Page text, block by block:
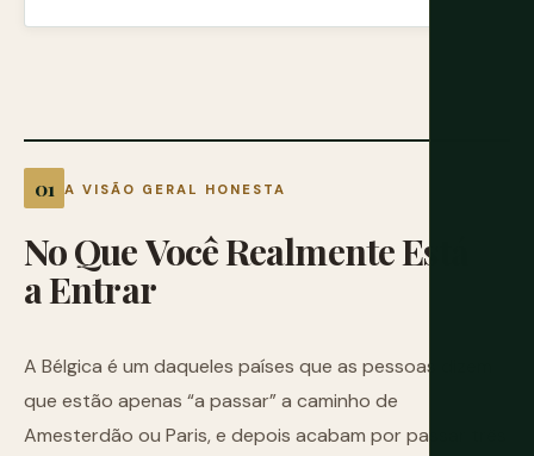
A VISÃO GERAL HONESTA
NoQueVocêRealmenteEstá
aEntrar
A Bélgica é um daqueles países que as pessoas dizem
que estão apenas “a passar” a caminho de
Amesterdão ou Paris, e depois acabam por passar três